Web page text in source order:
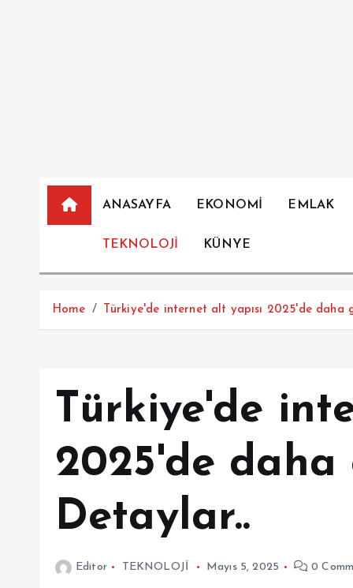
ANASAYFA EKONOMİ EMLAK
TEKNOLOJİ KÜNYE
Home Türkiye'de internet alt yapısı 2025'de daha
Türkiye'de
2025'de daha
Detaylar..
Editor TEKNOLOJİ Mayıs 5, 2025 0